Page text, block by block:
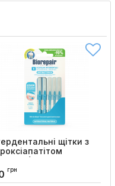
щітки з
(5 шт)
грн